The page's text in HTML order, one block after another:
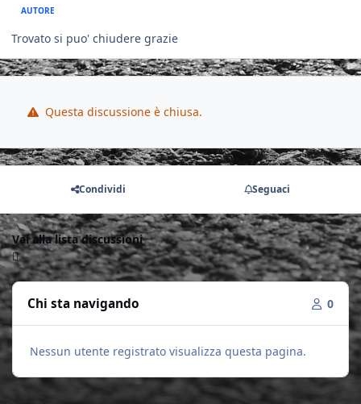
AUTORE
Trovato si puo' chiudere grazie
Questa discussione è chiusa.
Condividi Seguaci
Vai alla lista discussioni
Chi sta navigando 0
Nessun utente registrato visualizza questa pagina.